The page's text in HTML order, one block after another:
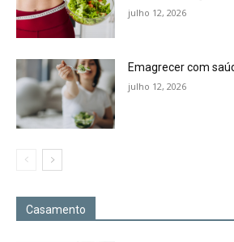
julho 12, 2026
Emagrecer com
julho 12, 2026
Casamento